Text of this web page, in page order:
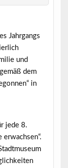
Jahrgangs
und
dem
in
jede 8.
erwachsen“.